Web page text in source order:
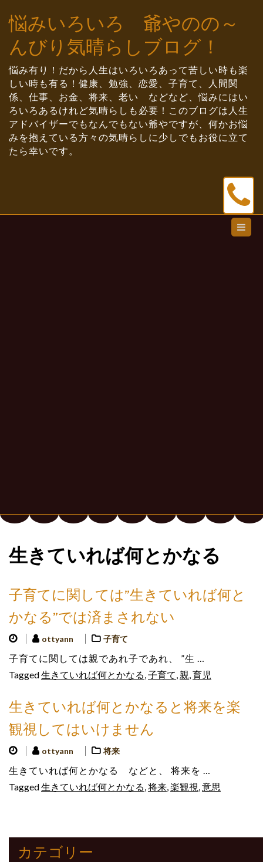
content
悩みいろいろ 爺やのの～
んびり気晴らしブログ！
悩み有り！だから人生はいろいろあって苦しい時も楽
しい時も有る！健康、勉強、恋愛、子育て、人間関
係、仕事、お金、将来、老い などなど、悩みにはい
ろいろあるけれど気晴らしも必要！このブログは人生
アドバイザーでもなんでもない爺やですが、何かお悩
みを抱えている方々の気晴らしに少しでもお役に立て
たら幸いです。
生きていれば何とかなる
子育てに関しては”生きていれば何と
かなる”では済まされない
ottyann 子育て
子育てに関しては親であれ子であれ、 ”生 …
Tagged生きていれば何とかなる,子育て, 親,育児
生きていれば何とかなると将来を楽
観視してはいけません
ottyann 将来
生きていれば何とかなる などと、 将来を …
Tagged生きていれば何とかなる,将来,楽観視,意思
カテゴリー